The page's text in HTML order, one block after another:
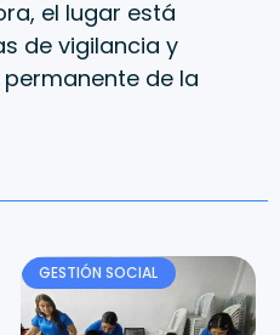
el lugar está
de vigilancia y
de la
GESTIÓN SOCIAL